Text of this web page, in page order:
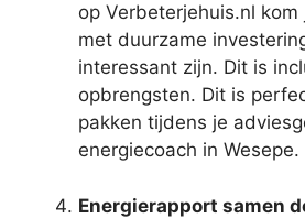
op Verbeterjehuis.nl
met duurzame
interessant zijn. Dit is
opbrengsten. Dit is
pakken tijdens je
energiecoach in Wesepe.
Energierapport samen